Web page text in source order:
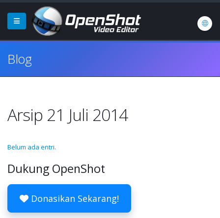
Blog
Arsip 21 Juli 2014
Belum ada entri.
Dukung OpenShot
Donasikan Sekarang!